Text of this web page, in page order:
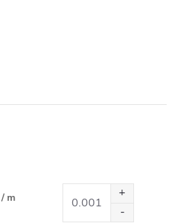
/ m